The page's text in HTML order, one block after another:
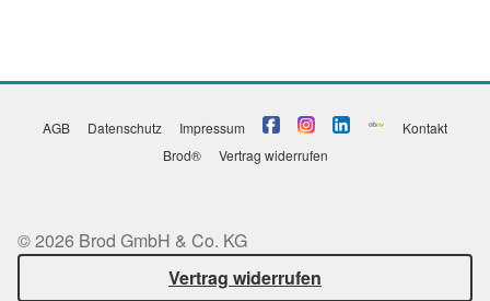
AGB Datenschutz Impressum
Kontakt
Brod®
Vertrag widerrufen
© 2026 Brod GmbH & Co. KG
Vertrag widerrufen